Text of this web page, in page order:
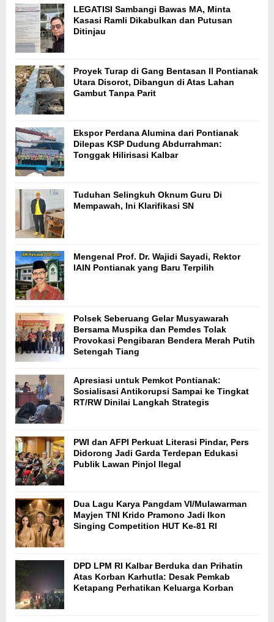
LEGATISI Sambangi Bawas MA, Minta
Kasasi Ramli Dikabulkan dan Putusan
Ditinjau
Proyek Turap di Gang Bentasan II Pontianak
Utara Disorot, Dibangun di Atas Lahan
Gambut Tanpa Parit
Ekspor Perdana Alumina dari Pontianak
Dilepas KSP Dudung Abdurrahman:
Tonggak Hilirisasi Kalbar
Tuduhan Selingkuh Oknum Guru Di
Mempawah, Ini Klarifikasi SN
Mengenal Prof. Dr. Wajidi Sayadi, Rektor
IAIN Pontianak yang Baru Terpilih
Polsek Seberuang Gelar Musyawarah
Bersama Muspika dan Pemdes Tolak
Provokasi Pengibaran Bendera Merah Putih
Setengah Tiang
Apresiasi untuk Pemkot Pontianak:
Sosialisasi Antikorupsi Sampai ke Tingkat
RT/RW Dinilai Langkah Strategis
PWI dan AFPI Perkuat Literasi Pindar, Pers
Didorong Jadi Garda Terdepan Edukasi
Publik Lawan Pinjol Ilegal
Dua Lagu Karya Pangdam VI/Mulawarman
Mayjen TNI Krido Pramono Jadi Ikon
Singing Competition HUT Ke-81 RI
DPD LPM RI Kalbar Berduka dan Prihatin
Atas Korban Karhutla: Desak Pemkab
Ketapang Perhatikan Keluarga Korban